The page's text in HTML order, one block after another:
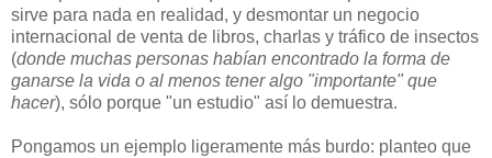
sirve para nada en realidad, y desmontar un negocio
internacional de venta de libros, charlas y tráfico de insectos
(donde muchas personas habían encontrado la forma de
ganarse la vida o al menos tener algo "importante" que
hacer), sólo porque "un estudio" así lo demuestra.
Pongamos un ejemplo ligeramente más burdo: planteo que